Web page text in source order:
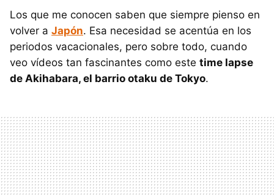
Los que me conocen saben que siempre pienso en
volver a Japón. Esa necesidad se acentúa en los
periodos vacacionales, pero sobre todo, cuando
veo vídeos tan fascinantes como este time lapse
de Akihabara, el barrio otaku de Tokyo.